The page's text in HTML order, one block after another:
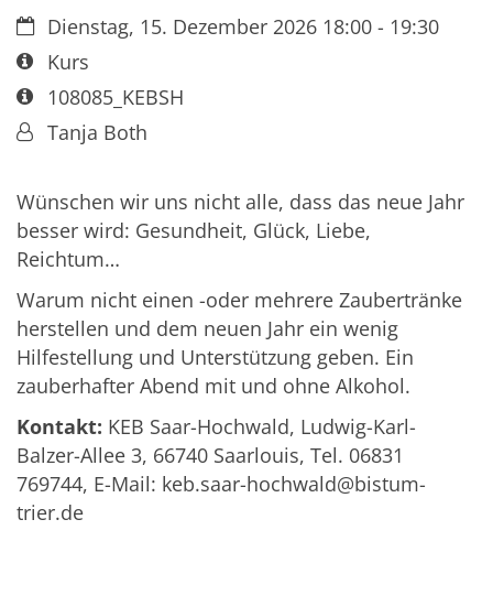
Datum:Dienstag, 15. Dezember 2026 18:00 - 19:30
Art bzw. Nummer:
Kurs
Art bzw. Nummer:
108085_KEBSH
Von:Tanja Both
Wünschen wir uns nicht alle, dass das neue Jahr
besser wird: Gesundheit, Glück, Liebe,
Reichtum…
Warum nicht einen -oder mehrere Zaubertränke
herstellen und dem neuen Jahr ein wenig
Hilfestellung und Unterstützung geben. Ein
zauberhafter Abend mit und ohne Alkohol.
Kontakt: KEB Saar-Hochwald, Ludwig-Karl-
Balzer-Allee 3, 66740 Saarlouis, Tel. 06831
769744, E-Mail: keb.saar-hochwald@bistum-
trier.de